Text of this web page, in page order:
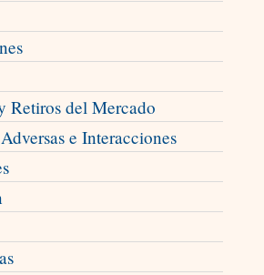
Retiros del Mercado
e Interacciones